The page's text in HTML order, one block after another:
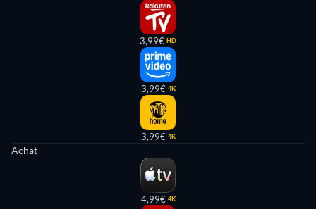
3,99€ HD
3,99€ 4K
3,99€ 4K
Achat
4,99€ 4K